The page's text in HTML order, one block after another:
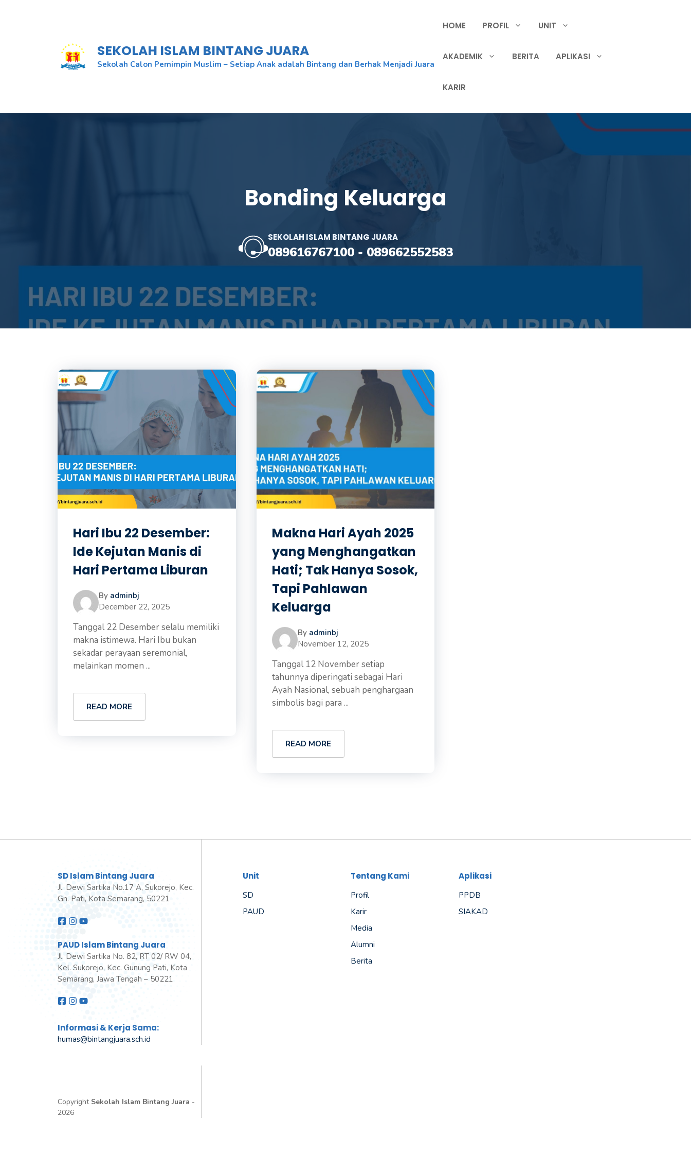
SEKOLAH ISLAM BINTANG JUARA
Sekolah Calon Pemimpin Muslim – Setiap Anak adalah Bintang dan Berhak Menjadi Juara
HOME PROFIL UNIT
AKADEMIK BERITA APLIKASI
KARIR
Bonding Keluarga
SEKOLAH ISLAM BINTANG JUARA
089616767100- 089662552583
Hari Ibu 22 Desember:
Ide Kejutan Manis di
Hari Pertama Liburan
By adminbj
December 22, 2025
Tanggal 22 Desember selalu memiliki
makna istimewa. Hari Ibu bukan
sekadar perayaan seremonial,
melainkan momen ...
READ MORE
Makna Hari Ayah 2025
yang Menghangatkan
Hati; Tak Hanya Sosok,
Tapi Pahlawan
Keluarga
By adminbj
November 12, 2025
Tanggal 12 November setiap
tahunnya diperingati sebagai Hari
Ayah Nasional, sebuah penghargaan
simbolis bagi para ...
READ MORE
SD Islam Bintang Juara
Jl. Dewi Sartika No.17 A, Sukorejo, Kec.
Gn. Pati, Kota Semarang, 50221
PAUD Islam Bintang Juara
Jl. Dewi Sartika No. 82, RT 02/ RW 04,
Kel. Sukorejo, Kec. Gunung Pati, Kota
Semarang, Jawa Tengah – 50221
Informasi & Kerja Sama:
humas@bintangjuara.sch.id
Unit
SD
PAUD
Tentang Kami
Profil
Karir
Media
Alumni
Berita
Aplikasi
PPDB
SIAKAD
Copyright Sekolah Islam Bintang Juara -
2026